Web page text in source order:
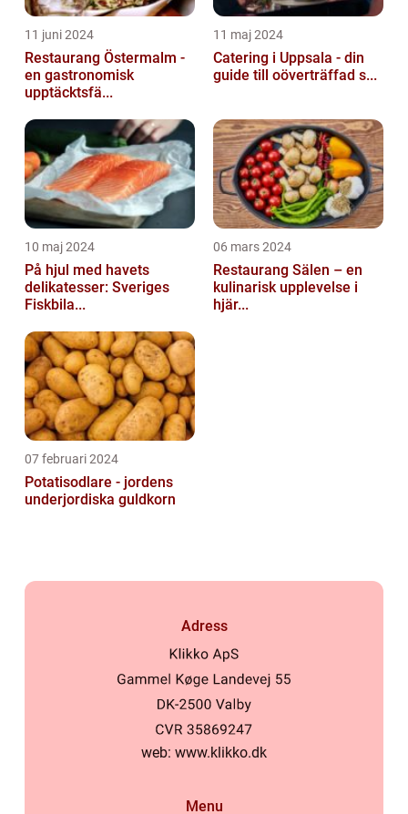
11 juni 2024
Restaurang Östermalm -
en gastronomisk
upptäcktsfä...
11 maj 2024
Catering i Uppsala - din
guide till oöverträffad s...
10 maj 2024
På hjul med havets
delikatesser: Sveriges
Fiskbila...
06 mars 2024
Restaurang Sälen – en
kulinarisk upplevelse i
hjär...
07 februari 2024
Potatisodlare - jordens
underjordiska guldkorn
Adress
web: www.klikko.dk
Menu